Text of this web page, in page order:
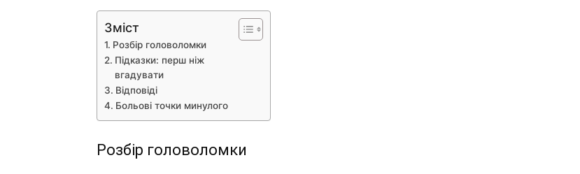
Зміст
Розбір головоломки
Підказки: перш ніж
вгадувати
Відповіді
Больові точки минулого
Розбір головоломки